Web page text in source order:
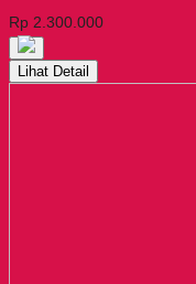
Rp 2.300.000
Lihat Detail